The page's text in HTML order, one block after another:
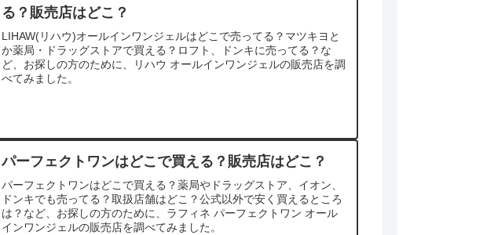
る？販売店はどこ？
LIHAW(リハウ)オールインワンジェルはどこで売ってる？マツキヨと
か薬局・ドラッグストアで買える？ロフト、ドンキに売ってる？な
ど、お探しの方のために、リハウ オールインワンジェルの販売店を調
べてみました。
パーフェクトワンはどこで買える？販売店はどこ？
パーフェクトワンはどこで買える？薬局やドラッグストア、イオン、
ドンキでも売ってる？取扱店舗はどこ？公式以外で安く買えるところ
は？など、お探しの方のために、ラフィネ パーフェクトワン オール
インワンジェルの販売店を調べてみました。